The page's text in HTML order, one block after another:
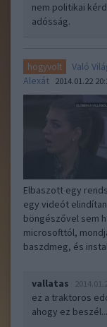
nem politikai
adósság.
hogyvolt
Való
Alexát 2014.01.22
Elbaszott egy
egy videót
böngészővel sem
microsofttól,
baszdmeg, és
vallatas
ez a traktoros
ahogy ez